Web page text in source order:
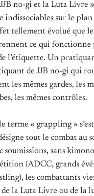
no-gi et la Luta Livre
indissociables sur le
tellement évolué que
ce qui fonctionne
l’étiquette. Un
de JJB no-gi qui
les mêmes gardes, les
les mêmes contrôles.
terme « grappling »
tout le combat au
soumissions, sans
(ADCC, grands
les combattants
de la Luta Livre ou de la